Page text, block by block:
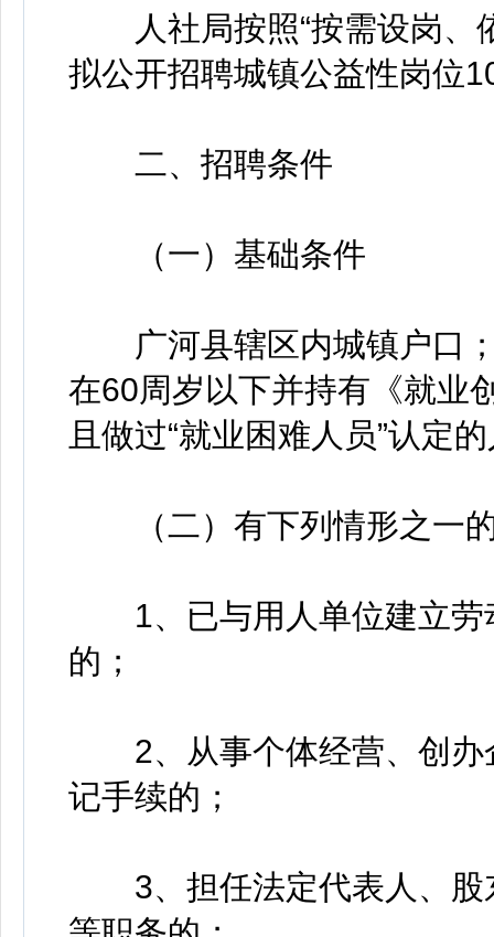
人社局按照“按需设岗、
拟公开招聘城镇公益性岗位
二、招聘条件
（一）基础条件
广河县辖区内城镇户口；
在60周岁以下并持有《就业
且做过“就业困难人员”认定
（二）有下列情形之一的
1、已与用人单位建立劳
的；
2、从事个体经营、创办
记手续的；
3、担任法定代表人、股